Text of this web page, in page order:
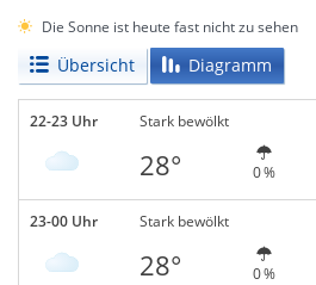
Die Sonne ist heute fast nicht zu sehen
Übersicht Diagramm
22-23 Uhr Stark bewölkt
28° 0 %
23-00 Uhr Stark bewölkt
28° 0 %